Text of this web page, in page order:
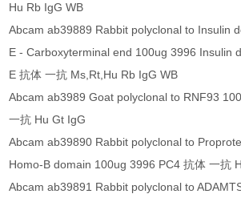
Hu Rb IgG WB
Abcam ab39889 Rabbit polyclonal to Insulin
E - Carboxyterminal end 100ug 3996 Insulin
E 抗体 一抗 Ms,Rt,Hu Rb IgG WB
Abcam ab3989 Goat polyclonal to RNF93
一抗 Hu Gt IgG
Abcam ab39890 Rabbit polyclonal to
Homo-B domain 100ug 3996 PC4 抗体 一抗
Abcam ab39891 Rabbit polyclonal to